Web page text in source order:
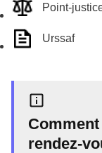
Point-
Urssaf
rendez-